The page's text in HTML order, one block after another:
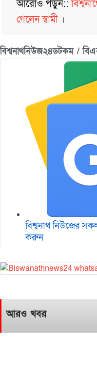
আরোও পড়ুন::
গেলেন স্বামী।
বিশ্বনাথনিউজ২৪ডটকম /
বিশ্বনাথ নিউজের
করুন
আরও খবর